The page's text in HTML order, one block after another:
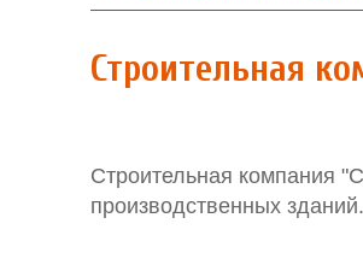
Строительная
Строительная компания
производственных зданий.